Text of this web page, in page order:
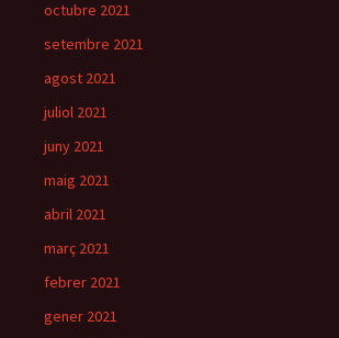
octubre 2021
setembre 2021
agost 2021
juliol 2021
juny 2021
maig 2021
abril 2021
març 2021
febrer 2021
gener 2021